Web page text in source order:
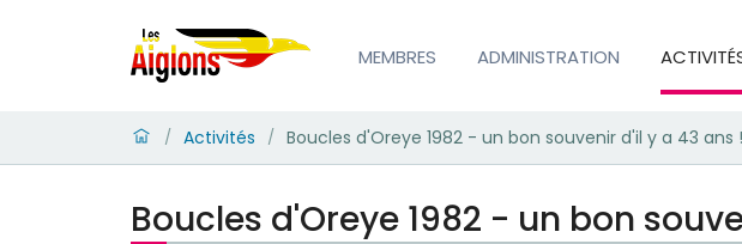
MEMBRES ADMINISTRATION
/ Activités / Boucles d'Oreye 1982 - un bon souvenir d'il y a 43 ans !
Boucles d'Oreye 1982 - un bon